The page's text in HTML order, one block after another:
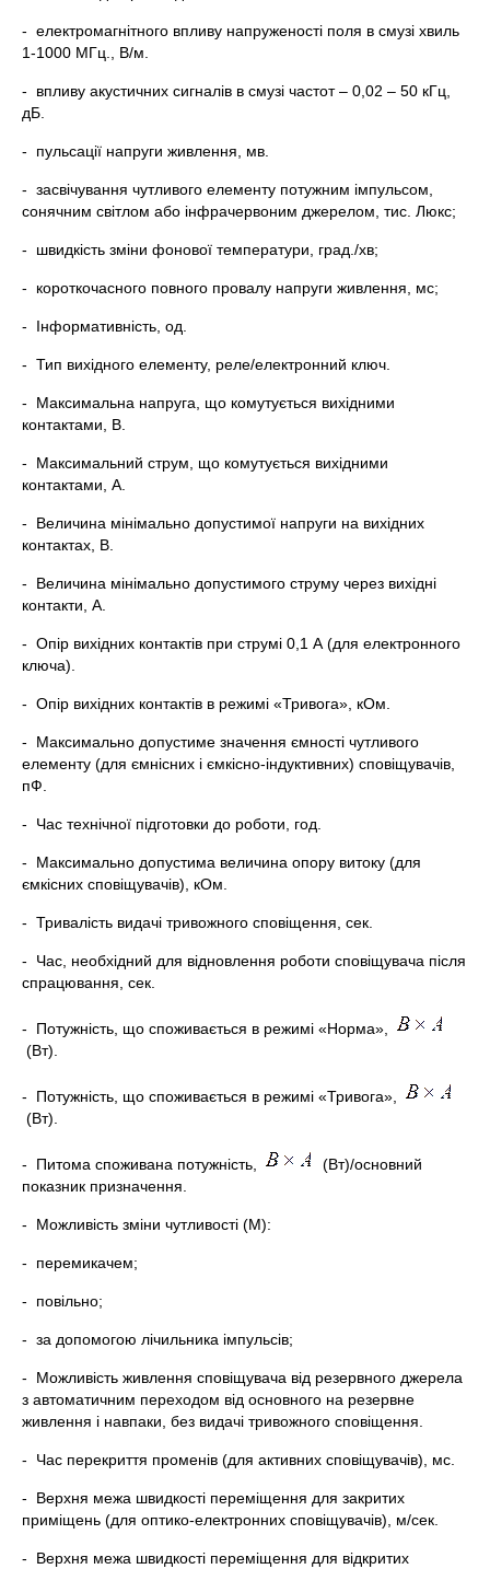
- електромагнітного впливу напруженості поля в смузі хвиль
1-1000 МГц., В/м.
- впливу акустичних сигналів в смузі частот – 0,02 – 50 кГц,
дБ.
- пульсації напруги живлення, мв.
- засвічування чутливого елементу потужним імпульсом,
сонячним світлом або інфрачервоним джерелом, тис. Люкс;
- швидкість зміни фонової температури, град./хв;
- короткочасного повного провалу напруги живлення, мс;
- Інформативність, од.
- Тип вихідного елементу, реле/електронний ключ.
- Максимальна напруга, що комутується вихідними
контактами, В.
- Максимальний струм, що комутується вихідними
контактами, А.
- Величина мінімально допустимої напруги на вихідних
контактах, В.
- Величина мінімально допустимого струму через вихідні
контакти, А.
- Опір вихідних контактів при струмі 0,1 А (для електронного
ключа).
- Опір вихідних контактів в режимі «Тривога», кОм.
- Максимально допустиме значення ємності чутливого
елементу (для ємнісних і ємкісно-індуктивних) сповіщувачів,
пФ.
- Час технічної підготовки до роботи, год.
- Максимально допустима величина опору витоку (для
ємкісних сповіщувачів), кОм.
- Тривалість видачі тривожного сповіщення, сек.
- Час, необхідний для відновлення роботи сповіщувача після
спрацювання, сек.
- Потужність, що споживається в режимі «Норма»,
(Вт).
- Потужність, що споживається в режимі «Тривога»,
(Вт).
- Питома споживана потужність,
(Вт)/основний
показник призначення.
- Можливість зміни чутливості (М):
- перемикачем;
- повільно;
- за допомогою лічильника імпульсів;
- Можливість живлення сповіщувача від резервного джерела
з автоматичним переходом від основного на резервне
живлення і навпаки, без видачі тривожного сповіщення.
- Час перекриття променів (для активних сповіщувачів), мс.
- Верхня межа швидкості переміщення для закритих
приміщень (для оптико-електронних сповіщувачів), м/сек.
- Верхня межа швидкості переміщення для відкритих